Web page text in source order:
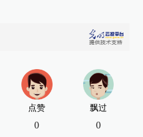
点赞
0
飘过
0